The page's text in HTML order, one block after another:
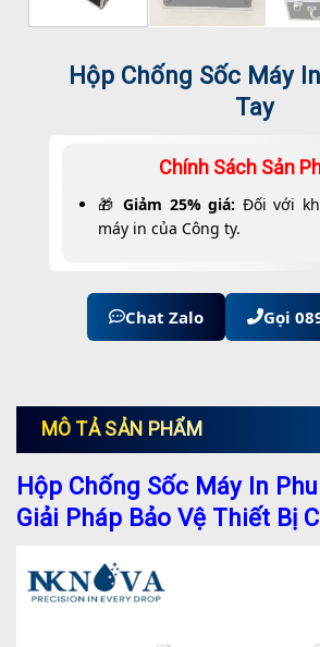
Hộp Chống Sốc Máy
Tay
Chính Sách Sản
🎁Giảm 25% giá: Đối với
máy in của Công ty.
Chat Zalo Gọi
MÔ TẢ SẢN PHẨM
Hộp Chống Sốc Máy In
Giải Pháp Bảo Vệ Thiết Bị